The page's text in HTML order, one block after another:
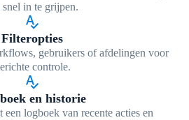
snel in te grijpen.
spellcheck
Filteropties
gebruikers of afdelingen voor
controle.
spellcheck
en historie
een logboek van recente acties en